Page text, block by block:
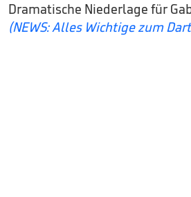
Dramatische Niederlage für
(NEWS: Alles Wichtige zum